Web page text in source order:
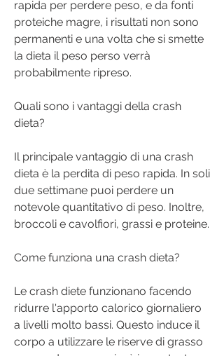
rapida per perdere peso, e da fonti
proteiche magre, i risultati non sono
permanenti e una volta che si smette
la dieta il peso perso verrà
probabilmente ripreso.
Quali sono i vantaggi della crash
dieta?
Il principale vantaggio di una crash
dieta è la perdita di peso rapida. In soli
due settimane puoi perdere un
notevole quantitativo di peso. Inoltre,
broccoli e cavolfiori, grassi e proteine.
Come funziona una crash dieta?
Le crash diete funzionano facendo
ridurre l'apporto calorico giornaliero
a livelli molto bassi. Questo induce il
corpo a utilizzare le riserve di grasso